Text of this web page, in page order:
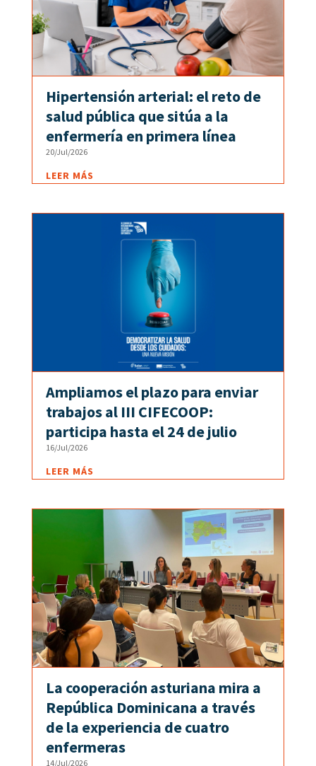
Hipertensión arterial: el reto de
salud pública que sitúa a la
enfermería en primera línea
20/Jul/2026
LEER MÁS
Ampliamos el plazo para enviar
trabajos al III CIFECOOP:
participa hasta el 24 de julio
16/Jul/2026
LEER MÁS
La cooperación asturiana mira a
República Dominicana a través
de la experiencia de cuatro
enfermeras
14/Jul/2026